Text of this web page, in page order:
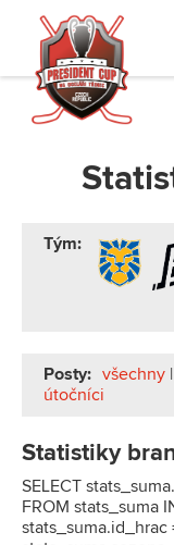
Tým:
Posty: všechny |
útočníci
Statistiky
SELECT
FROM stats_suma
stats_suma.id_hrac